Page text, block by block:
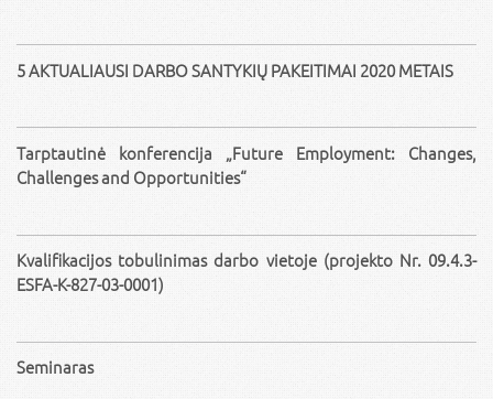
5 AKTUALIAUSI DARBO SANTYKIŲ PAKEITIMAI 2020 METAIS
Tarptautinė konferencija „Future Employment: Changes,
Challenges and Opportunities“
Kvalifikacijos tobulinimas darbo vietoje (projekto Nr. 09.4.3-
ESFA-K-827-03-0001)
Seminaras